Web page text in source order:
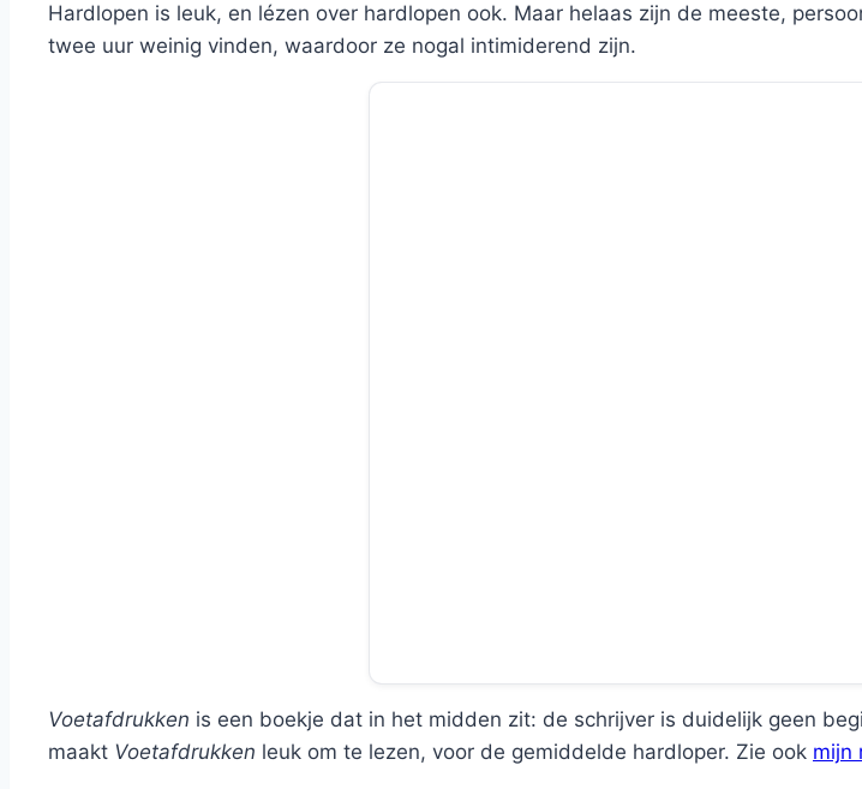
Hardlopen is leuk, en lézen over hardlopen ook. Maar helaas zijn de meeste,
twee uur weinig vinden, waardoor ze nogal intimiderend zijn.
Voetafdrukken is een boekje dat in het midden zit: de schrijver is duidelijk geen
maakt Voetafdrukken leuk om te lezen, voor de gemiddelde hardloper. Zie ook mijn